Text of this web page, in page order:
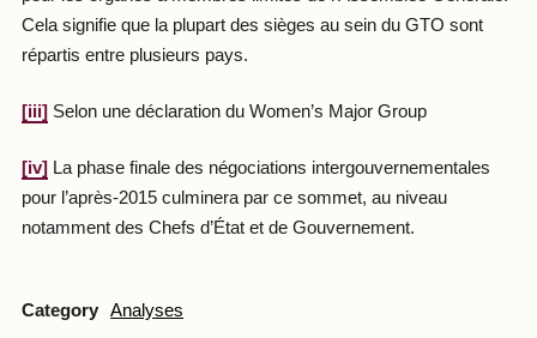
Cela signifie que la plupart des sièges au sein du GTO sont
répartis entre plusieurs pays.
[iii] Selon une déclaration du Women’s Major Group
[iv] La phase finale des négociations intergouvernementales
pour l’après-2015 culminera par ce sommet, au niveau
notamment des Chefs d’État et de Gouvernement.
Category Analyses